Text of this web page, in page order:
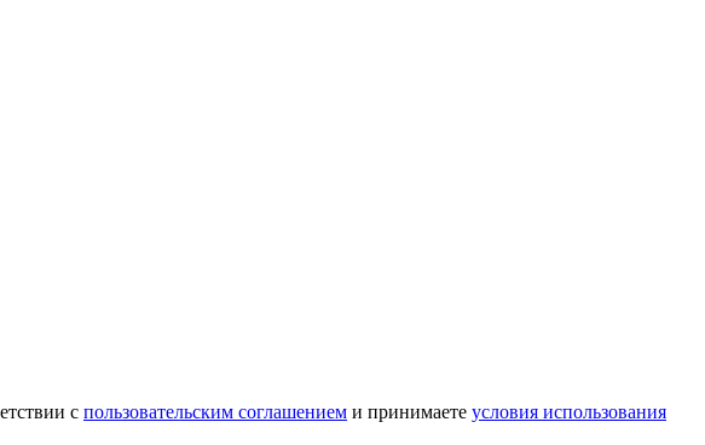
с пользовательским соглашением и принимаете условия использования